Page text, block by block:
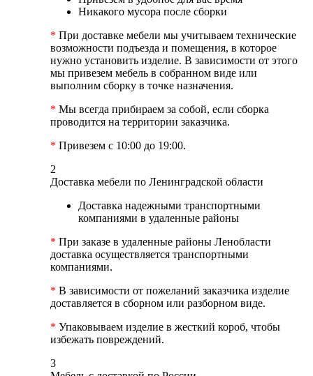
Никакого мусора после сборки
* При доставке мебели мы учитываем технические
возможности подъезда и помещения, в которое
нужно установить изделие. В зависимости от этого
мы привезем мебель в собранном виде или
выполним сборку в точке назначения.
* Мы всегда прибираем за собой, если сборка
проводится на территории заказчика.
* Привезем с 10:00 до 19:00.
2
Доставка мебели по Ленинградской области
Доставка надежными транспортными
компаниями в удаленные районы
* При заказе в удаленные районы Ленобласти
доставка осуществляется транспортными
компаниями.
* В зависимости от пожеланий заказчика изделие
доставляется в сборном или разборном виде.
* Упаковываем изделие в жесткий короб, чтобы
избежать повреждений.
3